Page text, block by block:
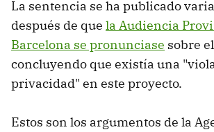
La sentencia se ha publicado
después de que la Audiencia
Barcelona se pronunciase sobre
concluyendo que existía una
privacidad" en este proyecto.
Estos son los argumentos de la